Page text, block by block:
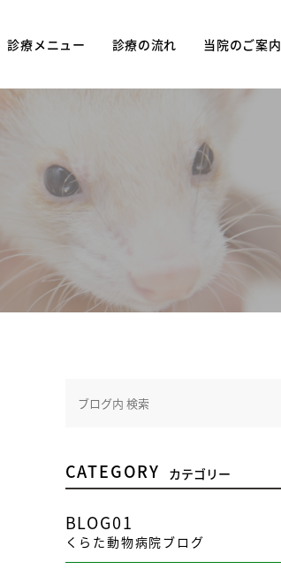
診療メニュー
予防・予防接種
診療の流れ
当院のご案内
院長紹介
院内紹介
CATEGORY カテゴリー
BLOG01
くらた動物病院ブログ